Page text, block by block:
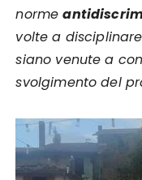
norme
volte a
siano venute a
svolgimento del